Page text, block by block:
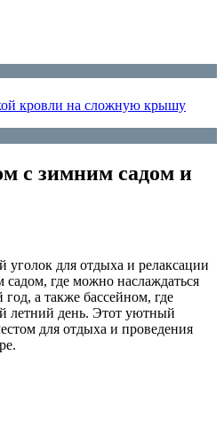
кровли на сложную крышу
с зимним садом и
уголок для отдыха и релаксации
где можно наслаждаться
а также бассейном, где
летний день. Этот уютный
для отдыха и проведения